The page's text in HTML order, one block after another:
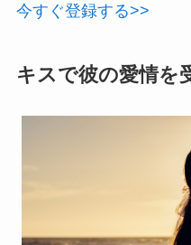
今すぐ登録する>>
キスで彼の愛情を